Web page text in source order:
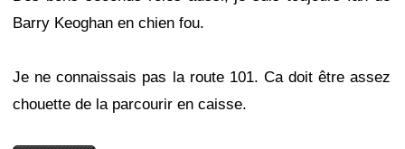
Barry Keoghan en chien fou.
Je ne connaissais pas la route 101. Ca doit être assez
chouette de la parcourir en caisse.